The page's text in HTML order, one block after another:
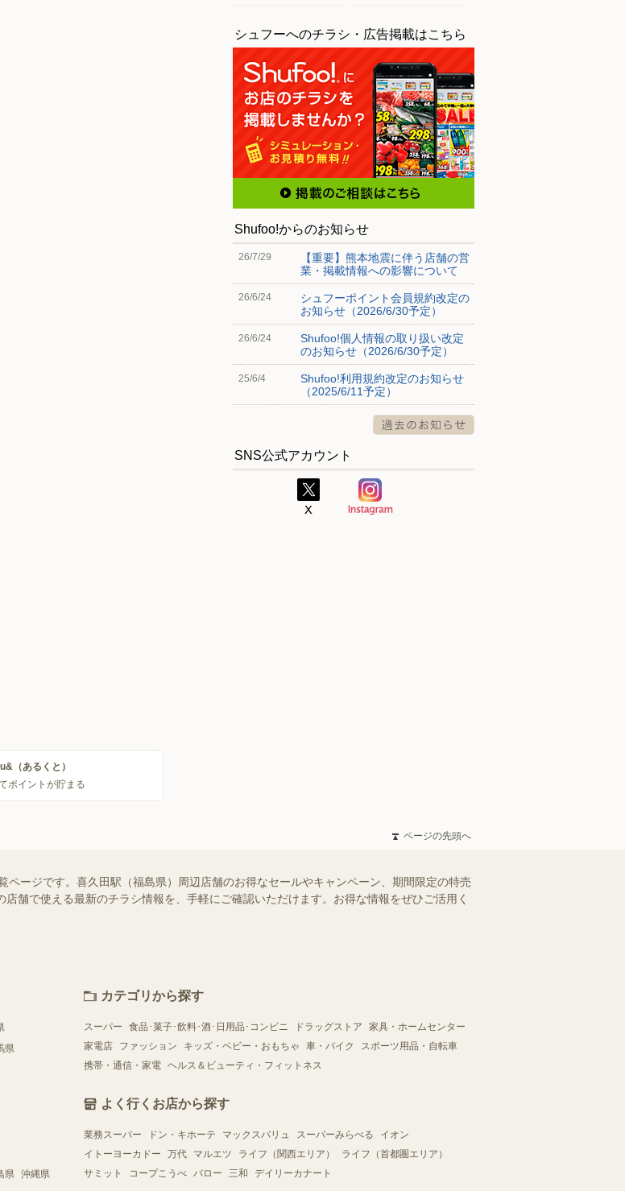
シュフーへのチラシ・広告掲載はこちら
Shufoo!からのお知らせ
26/7/29
【重要】熊本地震に伴う店舗の営
業・掲載情報への影響について
26/6/24
シュフーポイント会員規約改定の
お知らせ（2026/6/30予定）
26/6/24
Shufoo!個人情報の取り扱い改定
のお知らせ（2026/6/30予定）
25/6/4
Shufoo!利用規約改定のお知らせ
（2025/6/11予定）
SNS公式アカウント
（あるくと）
ポイントが貯まる
ページの先頭へ
ージです。喜久田駅（福島県）周辺店舗のお得なセールやキャンペーン、期間限定の特売
舗で使える最新のチラシ情報を、手軽にご確認いただけます。お得な情報をぜひご活用く
県
県 沖縄県
カテゴリから探す
スーパー 食品･菓子･飲料･酒･日用品･コンビニ ドラッグストア
家具・ホームセンター
家電店
ファッション キッズ・ベビー・おもちゃ 車・バイク
スポーツ用品・自転車
携帯・通信・家電 ヘルス＆ビューティ・フィットネス
よく行くお店から探す
業務スーパー ドン・キホーテ マックスバリュ スーパーみらべる
イオン
イトーヨーカドー
万代 マルエツ ライフ（関西エリア）
ライフ（首都圏エリア）
サミット
コープこうべ バロー 三和 デイリーカナート